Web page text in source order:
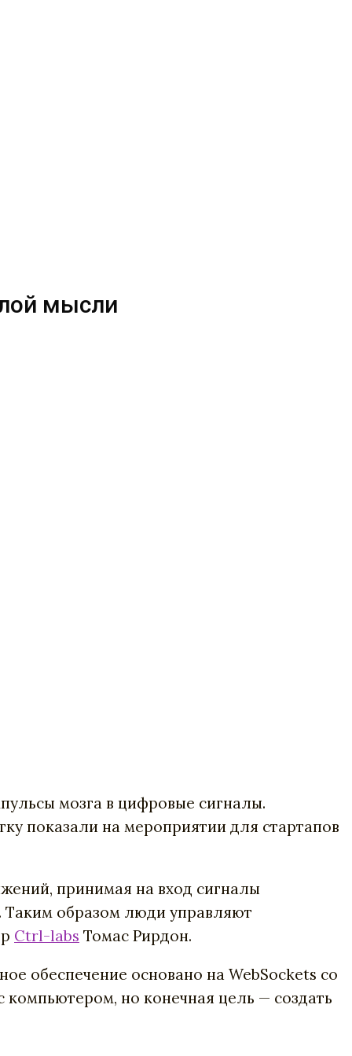
мысли
мозга в цифровые сигналы.
показали на мероприятии для стартапов
принимая на вход сигналы
Таким образом люди управляют
Ctrl-labs Томас Рирдон.
обеспечение основано на WebSockets со
но конечная цель — создать